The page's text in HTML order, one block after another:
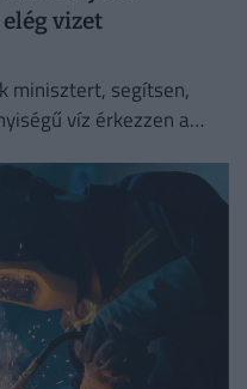
vizet
minisztert, segítsen,
víz érkezzen a